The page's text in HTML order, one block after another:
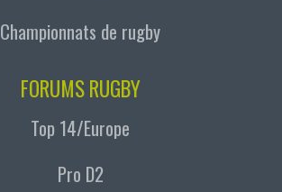
Championnats de rugby
FORUMS RUGBY
Top 14/Europe
Pro D2